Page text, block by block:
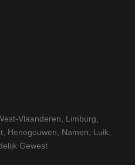
Vlaanderen Limburg
Henegouwen Namen Luik
Gewest